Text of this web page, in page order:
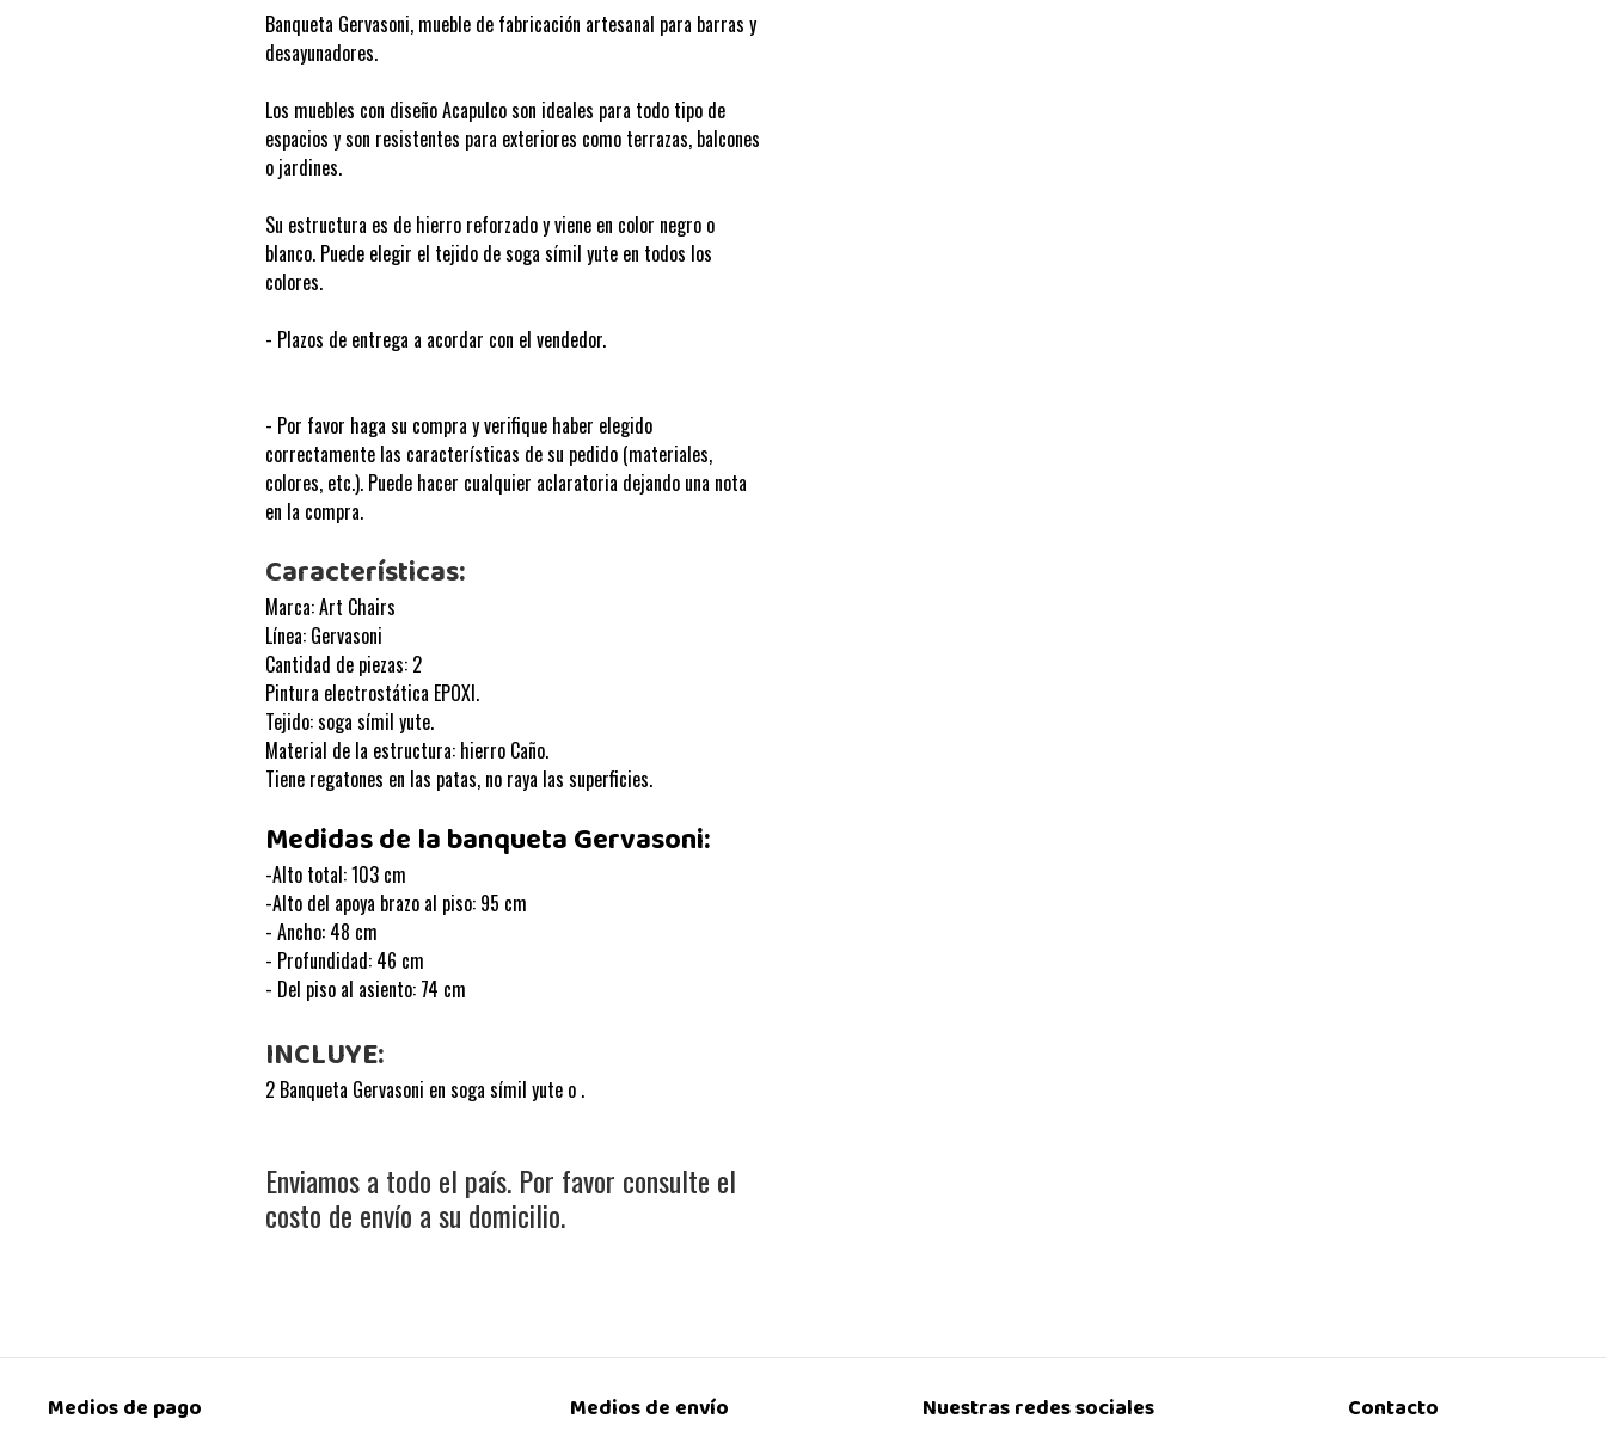
Banqueta Gervasoni, mueble de fabricación artesanal para barras y
desayunadores.
Los muebles con diseño Acapulco son ideales para todo tipo de
espacios y son resistentes para exteriores como terrazas, balcones
o jardines.
Su estructura es de hierro reforzado y viene en color negro o
blanco. Puede elegir el tejido de soga símil yute en todos los
colores.
- Plazos de entrega a acordar con el vendedor.
- Por favor haga su compra y verifique haber elegido
correctamente las características de su pedido (materiales,
colores, etc.). Puede hacer cualquier aclaratoria dejando una nota
en la compra.
Características:
Marca: Art Chairs
Línea: Gervasoni
Cantidad de piezas: 2
Pintura electrostática EPOXI.
Tejido: soga símil yute.
Material de la estructura: hierro Caño.
Tiene regatones en las patas, no raya las superficies.
Medidas de la banqueta Gervasoni:
-Alto total: 103 cm
-Alto del apoya brazo al piso: 95 cm
- Ancho: 48 cm
- Profundidad: 46 cm
- Del piso al asiento: 74 cm
INCLUYE:
2 Banqueta Gervasoni en soga símil yute o .
Enviamos a todo el país. Por favor consulte el
costo de envío a su domicilio.
Medios de pago Medios de envío Nuestras redes sociales Contacto